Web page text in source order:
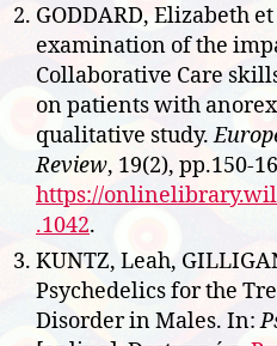
GODDARD, Elizabeth
examination of the
Collaborative Care
on patients with
qualitative study.
Review, 19(2), pp.150-
https://
.1042.
KUNTZ, Leah,
Psychedelics for the
Disorder in Males. In: